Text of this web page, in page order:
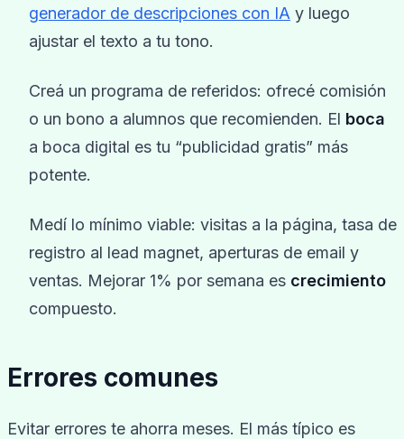
generador de descripciones con IA y luego
ajustar el texto a tu tono.
Creá un programa de referidos: ofrecé comisión
o un bono a alumnos que recomienden. El boca
a boca digital es tu “publicidad gratis” más
potente.
Medí lo mínimo viable: visitas a la página, tasa de
registro al lead magnet, aperturas de email y
ventas. Mejorar 1% por semana es crecimiento
compuesto.
Errores comunes
Evitar errores te ahorra meses. El más típico es